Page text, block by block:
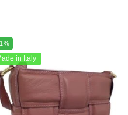
in Italy